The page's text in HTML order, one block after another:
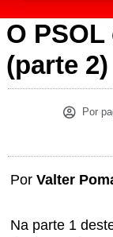
O PSOL
(parte 2)
Por
Por Valter
Na parte 1